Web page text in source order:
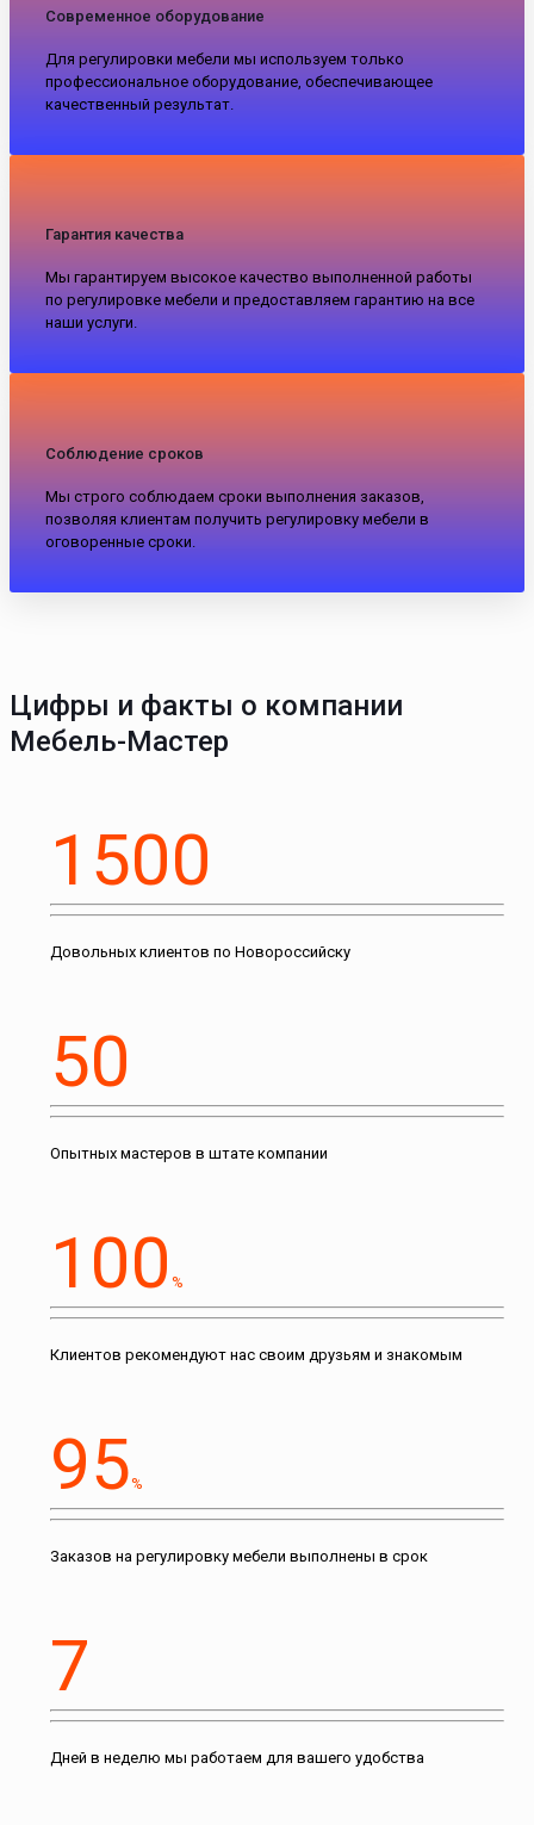
Современное оборудование
Для регулировки мебели мы используем только
профессиональное оборудование, обеспечивающее
качественный результат.
Гарантия качества
Мы гарантируем высокое качество выполненной работы
по регулировке мебели и предоставляем гарантию на все
наши услуги.
Соблюдение сроков
Мы строго соблюдаем сроки выполнения заказов,
позволяя клиентам получить регулировку мебели в
оговоренные сроки.
Цифры и факты о компании
Мебель-Мастер
1500
Довольных клиентов по Новороссийску
50
Опытных мастеров в штате компании
100 %
Клиентов рекомендуют нас своим друзьям и знакомым
95 %
Заказов на регулировку мебели выполнены в срок
7
Дней в неделю мы работаем для вашего удобства